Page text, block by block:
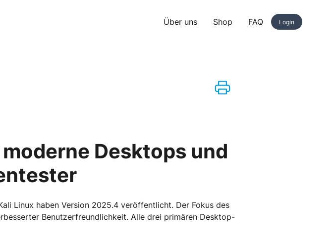
Über uns Shop FAQ Login
Desktops und
Linux haben Version 2025.4 veröffentlicht. Der Fokus des
Benutzerfreundlichkeit. Alle drei primären Desktop-